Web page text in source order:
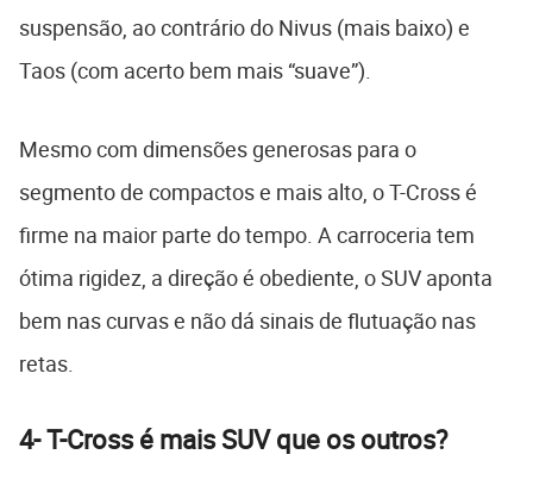
suspensão, ao contrário do Nivus (mais baixo) e
Taos (com acerto bem mais “suave”).
Mesmo com dimensões generosas para o
segmento de compactos e mais alto, o T-Cross é
firme na maior parte do tempo. A carroceria tem
ótima rigidez, a direção é obediente, o SUV aponta
bem nas curvas e não dá sinais de flutuação nas
retas.
4- T-Cross é mais SUV que os outros?